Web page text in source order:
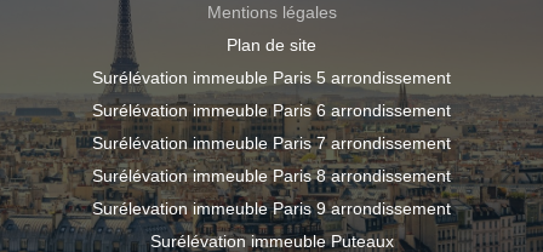
Mentions légales
Plan de site
Surélévation immeuble Paris 5 arrondissement
Surélévation immeuble Paris 6 arrondissement
Surélévation immeuble Paris 7 arrondissement
Surélévation immeuble Paris 8 arrondissement
Surélevation immeuble Paris 9 arrondissement
Surélévation immeuble Puteaux